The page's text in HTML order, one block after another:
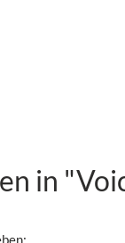
in